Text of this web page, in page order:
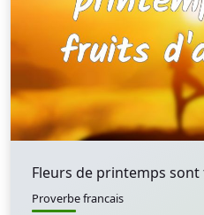
Fleurs de printemps
Proverbe francais